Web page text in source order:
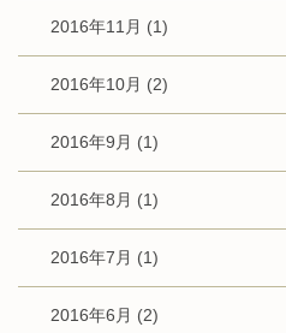
2016年11月 (1)
2016年10月 (2)
2016年9月 (1)
2016年8月 (1)
2016年7月 (1)
2016年6月 (2)